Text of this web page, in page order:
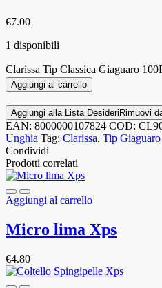
€7.00
1 disponibili
Clarissa Tip Classica Giaguaro
Aggiungi al carrello
Aggiungi alla Lista Desideri Rimuovi
EAN: 8000000107824 COD:
Unghia Tag: Clarissa, Tip Giaguaro
Condividi
Prodotti correlati
Aggiungi al carrello
Micro lima Xps
€4.80